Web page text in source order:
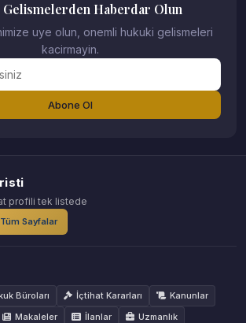
Gelismelerden Haberdar Olun
uye olun, onemli hukuki gelismeleri
kacirmayin.
Abone Ol
profili tek listede
Tüm Sayfalar
Büroları İçtihat Kararları
Kanunlar
Makaleler İlanlar
Uzmanlık